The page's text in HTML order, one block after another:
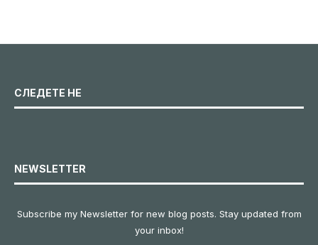
СЛЕДЕТЕ НЕ
NEWSLETTER
Subscribe my Newsletter for new blog posts. Stay updated from
your inbox!